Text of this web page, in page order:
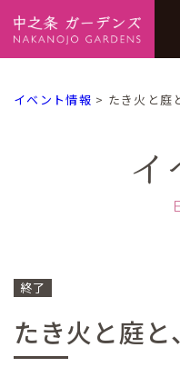
イベント情報 > たき火と庭
イ
終了
たき火と庭と